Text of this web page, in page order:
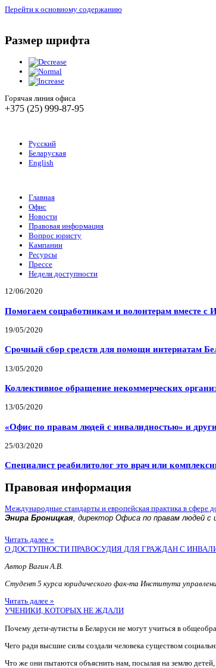
Перейти к основному содержанию
Размер шрифта
Горячая линия офиса
+375 (25) 999-87-95
Русский
Беларуская
English
Главная
Офис
Новости
Правовая информация
Вопрос юристу
Кампании
Ресурсы
Прессе
Неделя доступности
12/06/2020
Помогаем соцработникам и волонтерам вместе с
19/05/2020
Срочный сбор средств для помощи интернатам
13/05/2020
Коллективное обращение некоммерческих
13/05/2020
«Офис по правам людей с инвалидностью» и
25/03/2020
Специалист реабилитолог это врач или
Правовая информация
Международные стандарты и европейская практика в сфере
Энира Броницкая, директор Офиса по правам людей с
Читать далее »
О ДОСТУПНОСТИ ПРАВОСУДИЯ ДЛЯ ГРАЖДАН С
Автор Вагин А.В.
Студент 5 курса юридического фак-та Института
Читать далее »
УЧЕНИКИ, КОТОРЫХ НЕ ЖДАЛИ
Почему дети-аутисты в Беларуси не могут учиться в
Чего ради высшие силы создали человека существом
Что же они пытаются объяснить нам, посылая на землю